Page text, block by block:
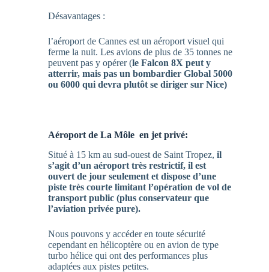
Désavantages :
l’aéroport de Cannes est un aéroport visuel qui
ferme la nuit. Les avions de plus de 35 tonnes ne
peuvent pas y opérer (le Falcon 8X peut y
atterrir, mais pas un bombardier Global 5000
ou 6000 qui devra plutôt se diriger sur Nice)
Aéroport de La Môle en jet privé:
Situé à 15 km au sud-ouest de Saint Tropez, il
s’agit d’un aéroport très restrictif, il est
ouvert de jour seulement et dispose d’une
piste très courte limitant l’opération de vol de
transport public (plus conservateur que
l’aviation privée pure).
Nous pouvons y accéder en toute sécurité
cependant en hélicoptère ou en avion de type
turbo hélice qui ont des performances plus
adaptées aux pistes petites.